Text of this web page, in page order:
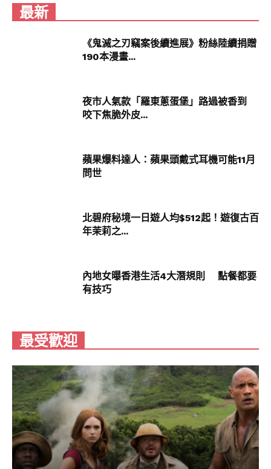
灣未來也並非沒有機會登場啊，大家快一起來敲
最新
《鬼滅之刃竊案後續進展》粉絲陸續捐贈
190本漫畫...
夜市人氣款「羅東蔥蛋堡」路過被香到
咬下焦脆外皮...
蘋果爆料達人：蘋果頭戴式耳機可能11月
問世
北碧府秘境一日遊人均$512起！遊復古百
年茉莉之...
內地女曝香港生活4大潛規則 點餐都要
有技巧
最受歡迎